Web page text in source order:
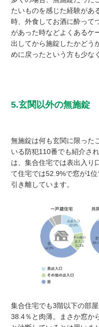
たいものを感じた経験があ
時、外食してお酒に酔って
があった時などよくあるケ
出してから施錠したかどう
めに戻ったという方も少な
5.玄関以外の無施錠
無施錠は何も玄関に限った
いる防犯110番でも紹介さ
は、集合住宅では表出入り
て住宅では52.9%で窓が1
引き離しています。
集合住宅でも3階以下の部
38.4％と肉薄。まさか窓か